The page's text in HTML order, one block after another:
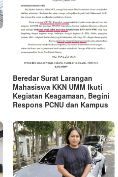
Beredar Surat Larangan
Mahasiswa KKN UMM Ikuti
Kegiatan Keagamaan, Begini
Respons PCNU dan Kampus